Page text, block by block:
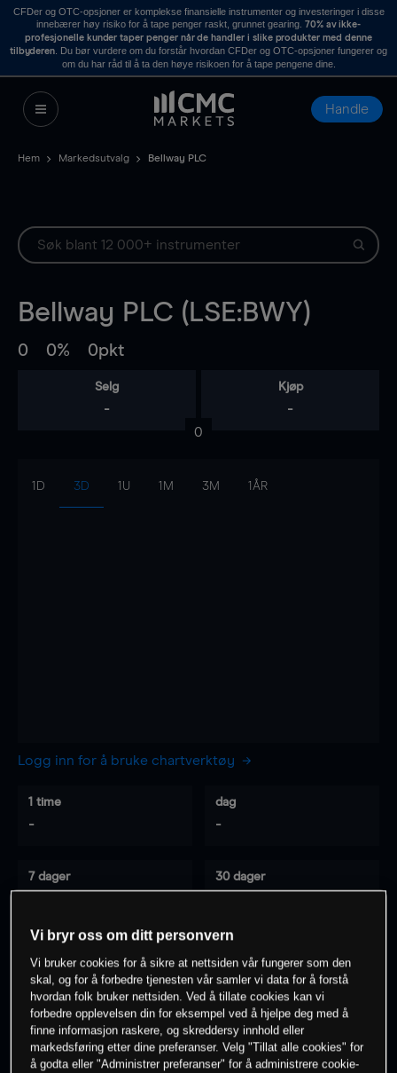
CFDer og OTC-opsjoner er komplekse finansielle instrumenter og investeringer i disse
innebærer høy risiko for å tape penger raskt, grunnet gearing. 70% av ikke-
profesjonelle kunder taper penger når de handler i slike produkter med denne
tilbyderen . Du bør vurdere om du forstår hvordan CFDer og OTC-opsjoner fungerer og
om du har råd til å ta den høye risikoen for å tape pengene dine.
Handle
Hem Markedsutvalg Bellway PLC
Bellway PLC (LSE:BWY)
0 0% 0pkt
Selg
-
Kjøp
-
0
1D 3D 1U 1M 3M 1ÅR
Logg inn for å bruke chartverktøy
1 time
-
dag
-
7 dager 30 dager
0% av kunder erpå dette instrumentet
Søk om konto
Vi bryr oss om ditt personvern
Vi bruker cookies for å sikre at nettsiden vår fungerer som den
skal, og for å forbedre tjenesten vår samler vi data for å forstå
hvordan folk bruker nettsiden. Ved å tillate cookies kan vi
forbedre opplevelsen din for eksempel ved å hjelpe deg med å
finne informasjon raskere, og skreddersy innhold eller
markedsføring etter dine preferanser. Velg "Tillat alle cookies" for
å godta eller "Administrer preferanser" for å administrere cookie-